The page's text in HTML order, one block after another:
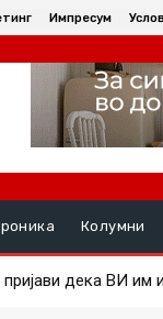
Импресум
Колумни
дека ВИ им
Wear OS уредите